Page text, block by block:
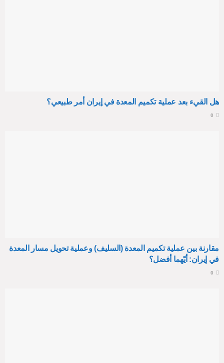
هل القيء بعد عملية تكميم المعدة في إيران أمر طبيعي؟
مقارنة بين عملية تكميم المعدة (السليف) وعملية تحويل مسار المعدة
في إيران: أيّهما أفضل؟